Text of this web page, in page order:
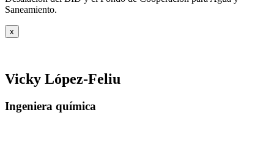
Saneamiento.
x
Vicky López-Feliu
Ingeniera química